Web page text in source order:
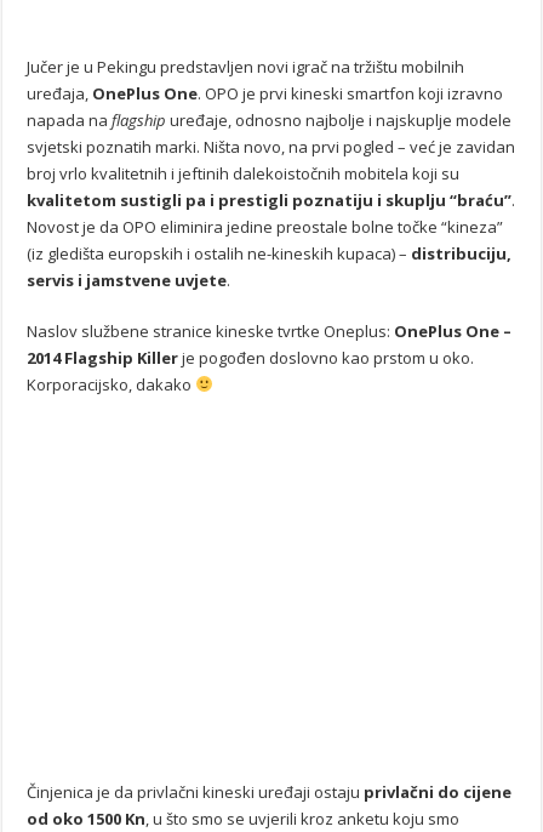
Jučer je u Pekingu predstavljen novi igrač na tržištu mobilnih
uređaja, OnePlus One. OPO je prvi kineski smartfon koji izravno
napada naflagship uređaje, odnosno najbolje i najskuplje modele
svjetski poznatih marki. Ništa novo, na prvi pogled – već je zavidan
broj vrlo kvalitetnih i jeftinih dalekoistočnih mobitela koji su
kvalitetom sustigli pa i prestigli poznatiju i skuplju “braću”.
Novost je da OPO eliminira jedine preostale bolne točke “kineza”
(iz gledišta europskih i ostalih ne-kineskih kupaca) – distribuciju,
servis i jamstvene uvjete.
Naslov službene stranice kineske tvrtke Oneplus: OnePlus One –
2014 Flagship Killerje pogođen doslovno kao prstom u oko.
Korporacijsko, dakako
Činjenica je da privlačni kineski uređaji ostaju privlačni do cijene
od oko 1500 Kn, u što smo se uvjerili kroz anketu koju smo